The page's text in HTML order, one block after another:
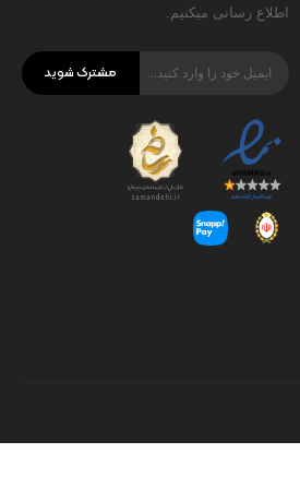
اطلاع رسانی میکنیم.
مشترک شوید